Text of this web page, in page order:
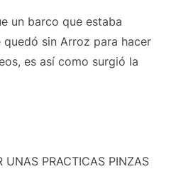
un barco que estaba
sin Arroz para hacer
es así como surgió la
UNAS PRACTICAS PINZAS